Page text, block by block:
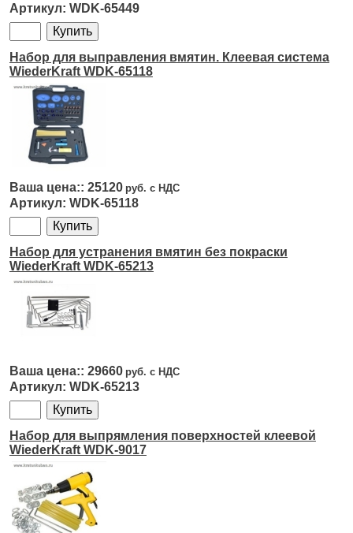
WDK-65449
Набор для выправления вмятин. Клеевая система
WiederKraft WDK-65118
25120
WDK-65118
Набор для устранения вмятин без покраски
WiederKraft WDK-65213
29660
WDK-65213
Набор для выпрямления поверхностей клеевой
WiederKraft WDK-9017